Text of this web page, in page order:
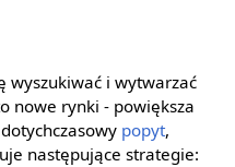
wyszukiwać i wytwarzać
nowe rynki - powiększa
popyt,
następujące strategie: